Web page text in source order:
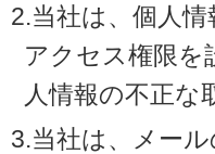
2.当社は、個人
アクセス権限を
人情報の不正な
3.当社は、メー